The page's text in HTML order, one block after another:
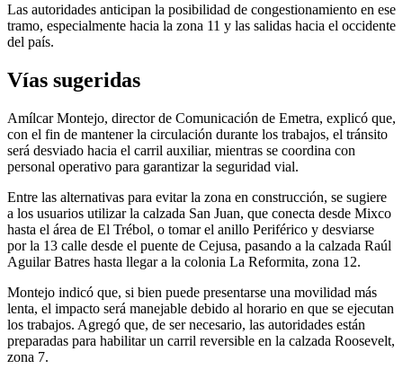
Las autoridades anticipan la posibilidad de congestionamiento en ese
tramo, especialmente hacia la zona 11 y las salidas hacia el occidente
del país.
Vías sugeridas
Amílcar Montejo, director de Comunicación de Emetra, explicó que,
con el fin de mantener la circulación durante los trabajos, el tránsito
será desviado hacia el carril auxiliar, mientras se coordina con
personal operativo para garantizar la seguridad vial.
Entre las alternativas para evitar la zona en construcción, se sugiere
a los usuarios utilizar la calzada San Juan, que conecta desde Mixco
hasta el área de El Trébol, o tomar el anillo Periférico y desviarse
por la 13 calle desde el puente de Cejusa, pasando a la calzada Raúl
Aguilar Batres hasta llegar a la colonia La Reformita, zona 12.
Montejo indicó que, si bien puede presentarse una movilidad más
lenta, el impacto será manejable debido al horario en que se ejecutan
los trabajos. Agregó que, de ser necesario, las autoridades están
preparadas para habilitar un carril reversible en la calzada Roosevelt,
zona 7.